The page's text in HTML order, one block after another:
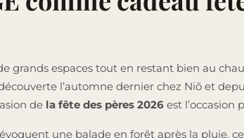
grands espaces tout en restant bien au
l’automne dernier chez Niõ et
de la fête des pères 2026 est l’occasion
une balade en forêt après la pluie,